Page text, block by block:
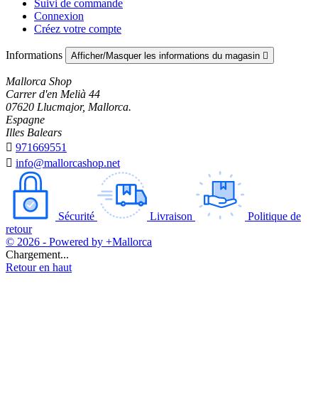
Suivi de commande
Connexion
Créez votre compte
Informations Afficher/Masquer les informations du magasin 
Mallorca Shop
Carrer d'en Melià 44
07620 Llucmajor, Mallorca.
Espagne
Illes Balears
 971669551
 info@mallorcashop.net
Sécurité Livraison
Politique de
retour
© 2026 - Powered by +Mallorca
Chargement...
Retour en haut